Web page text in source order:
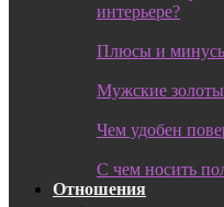
интерьере?
Плюсы и
Мужские
Чем удобен
С чем носить
Отношения